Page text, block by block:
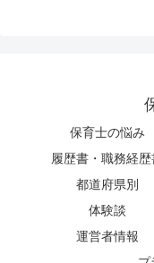
保育士の悩み
履歴書・職務経歴
都道府県別
体験談
運営者情報